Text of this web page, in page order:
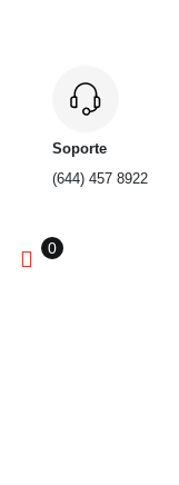
Soporte
(644) 457 8922
0